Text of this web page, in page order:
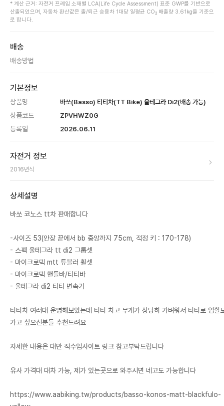
* 계산 근거: 자전거 프레임 소재별 LCA(Life Cycle Assessment) 표준 GWP를 기반으로
산출되었으며, 자동차 환산값은 출/퇴근 승용차 1대당 일평균 CO₂ 배출량 3.61kg을 기준으
로 합니다.
배송
배송방법
기본정보
상품명 바쏘(Basso) 티티차(TT Bike) 울테그라 Di2(배송 가능)
상품코드 ZPVHWZ0G
등록일 2026.06.11
자전거 정보
2016년식
상세설명
바쏘 코노스 tt차 판매합니다
-사이즈 53(안장 끝에서 bb 중앙까지 75cm, 적정 키 : 170-178)
- 스펙 울테그라 tt di2 그룹셋
- 마이크로텍 mtt 튜블러 휠셋
- 마이크로텍 핸들바/티티바
- 울테그라 di2 티티 변속기
티티차 여러대 운영해보았는데 티티 치고 무게가 상당히 가벼워서 티티로 업힐
가고 싶으신분들 추천드려요
자세한 내용은 대만 직수입사이트 링크 참고부탁드립니다
유사 가격대 대차 가능, 제가 있는곳으로 와주시면 네고도 가능합니다
https://www.aabiking.tw/products/basso-konos-matt-blackfulo-